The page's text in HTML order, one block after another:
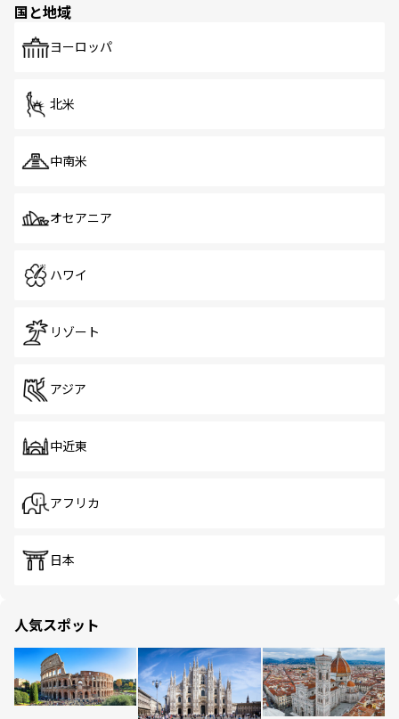
で、ホーカーズは地元の風情を楽しめる外せないスポット
国と地域
ヨーロッパ
北米
中南米
オセアニア
ハワイ
リゾート
アジア
中近東
アフリカ
日本
人気スポット